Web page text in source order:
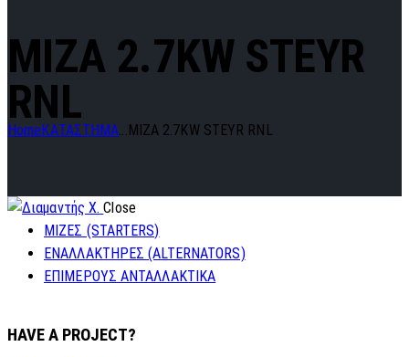
MIZA 2.7KW STEYR
RNL
Home ΚΑΤΑΣΤΗΜΑ... MIZA 2.7KW STEYR RNL
Close
ΜΙΖΕΣ (STARTERS)
ΕΝΑΛΛΑΚΤΗΡΕΣ (ALTERNATORS)
ΕΠΙΜΕΡΟΥΣ ΑΝΤΑΛΛΑΚΤΙΚΑ
HAVE A PROJECT?